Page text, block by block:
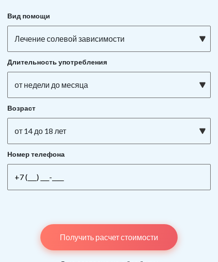
Вид помощи
Лечение солевой зависимости
Длительность употребления
от недели до месяца
Возраст
от 14 до 18 лет
Номер телефона
Получить расчет стоимости